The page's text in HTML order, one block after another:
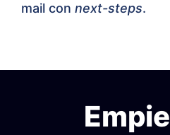
mail con next-steps.